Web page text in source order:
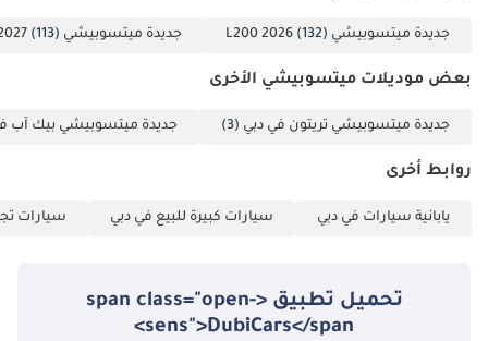
جديدة ميتسوبيشي L200 2026 (132) جديدة ميتسوبيشي L200 2027 (113)
بعض موديلات ميتسوبيشي الأخرى
جديدة ميتسوبيشي تريتون في دبي (3) جديدة ميتسوبيشي بيك آب
روابط أخرى
يابانية سيارات في دبي سيارات كبيرة للبيع في دبي سيارات
تحميل تطبيق <span class="open-
sens">DubiCars</span>